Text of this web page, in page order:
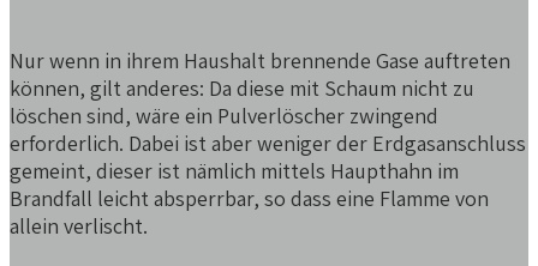
Nur wenn in ihrem Haushalt brennende Gase auftreten
können, gilt anderes: Da diese mit Schaum nicht zu
löschen sind, wäre ein Pulverlöscher zwingend
erforderlich. Dabei ist aber weniger der Erdgasanschluss
gemeint, dieser ist nämlich mittels Haupthahn im
Brandfall leicht absperrbar, so dass eine Flamme von
allein verlischt.